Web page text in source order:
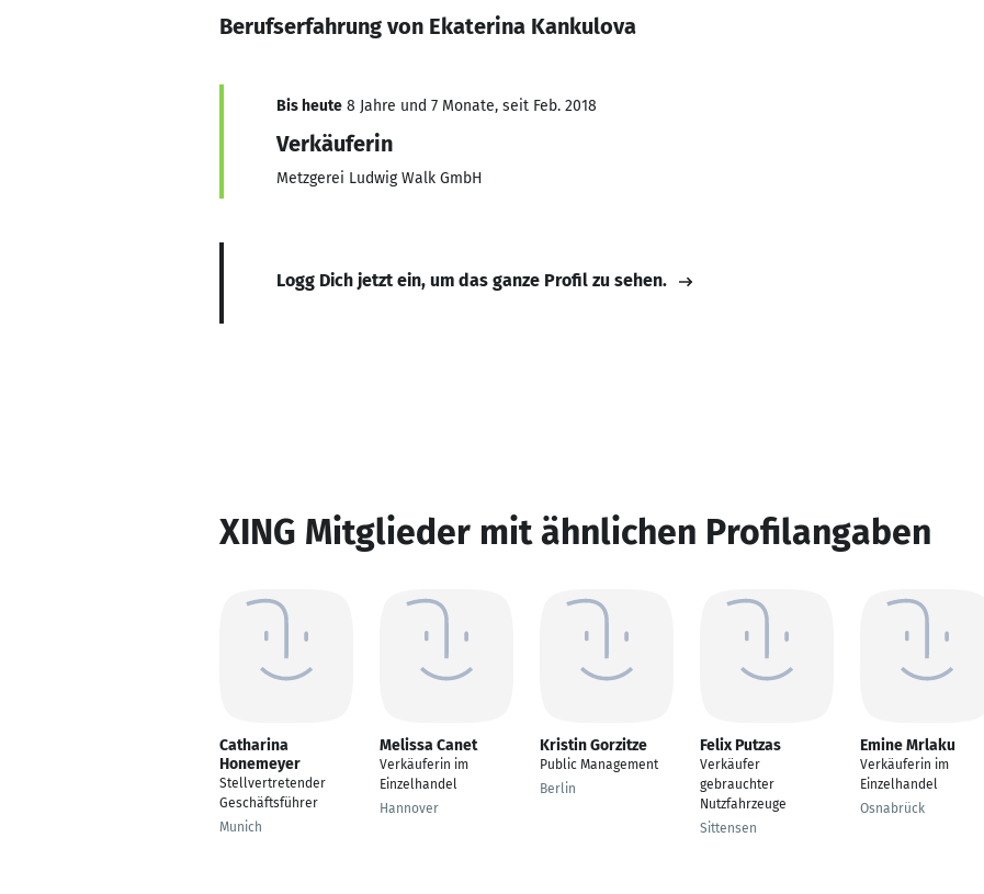
Berufserfahrung von Ekaterina Kankulova
Bis heute 8 Jahre und 7 Monate, seit Feb. 2018
Verkäuferin
Metzgerei Ludwig Walk GmbH
Logg Dich jetzt ein, um das ganze Profil zu sehen.
XING Mitglieder mit ähnlichen Profilangaben
Catharina
Honemeyer
Stellvertretender
Geschäftsführer
Munich
Melissa Canet
Verkäuferin im
Einzelhandel
Hannover
Kristin Gorzitze
Public Management
Berlin
Felix Putzas
Verkäufer
gebrauchter
Nutzfahrzeuge
Sittensen
Emine Mrlaku
Verkäuferin im
Einzelhandel
Osnabrück